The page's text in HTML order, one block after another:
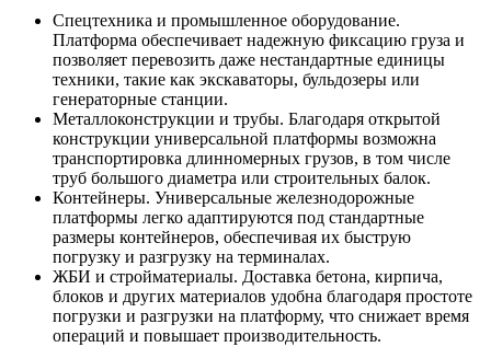
Спецтехника и промышленное оборудование.
Платформа обеспечивает надежную фиксацию груза и
позволяет перевозить даже нестандартные единицы
техники, такие как экскаваторы, бульдозеры или
генераторные станции.
Металлоконструкции и трубы. Благодаря открытой
конструкции универсальной платформы возможна
транспортировка длинномерных грузов, в том числе
труб большого диаметра или строительных балок.
Контейнеры. Универсальные железнодорожные
платформы легко адаптируются под стандартные
размеры контейнеров, обеспечивая их быструю
погрузку и разгрузку на терминалах.
ЖБИ и стройматериалы. Доставка бетона, кирпича,
блоков и других материалов удобна благодаря простоте
погрузки и разгрузки на платформу, что снижает время
операций и повышает производительность.